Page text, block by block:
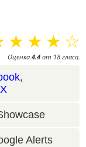
☆
☆
☆
☆
Оценка 4.4 от 18 гласа.
,
X
Alerts